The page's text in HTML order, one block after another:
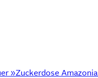
»Zuckerdose